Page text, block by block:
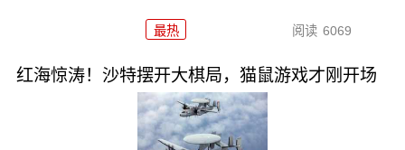
最热 阅读 6069
红海惊涛！沙特摆开大棋局，猫鼠游戏才刚开场